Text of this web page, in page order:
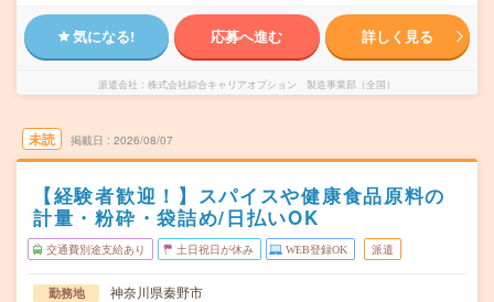
気になる! 応募へ進む 詳しく見る
派遣会社 株式会社綜合キャリアオプション 製造事業部（全国）
未読 掲載日 2026/08/07
【経験者歓迎！】スパイスや健康食品原料の
計量・粉砕・袋詰め/日払いOK
交通費別途支給あり 土日祝日が休み WEB登録OK 派遣
勤務地 神奈川県秦野市